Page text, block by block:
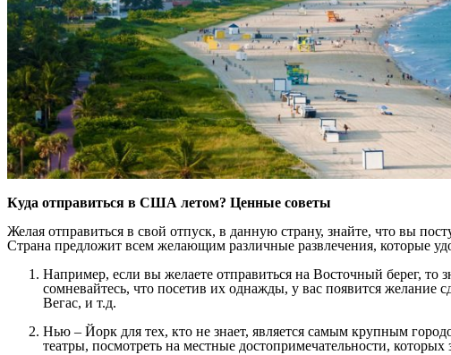
Куда отправиться в США летом? Ценные советы
Желая отправиться в свой отпуск, в данную страну, знайте, что вы
Страна предложит всем желающим различные развлечения, которые
Например, если вы желаете отправиться на Восточный берег,
сомневайтесь, что посетив их однажды, у вас появится желание
Вегас, и т.д.
Нью – Йорк для тех, кто не знает, является самым крупным
театры, посмотреть на местные достопримечательности,